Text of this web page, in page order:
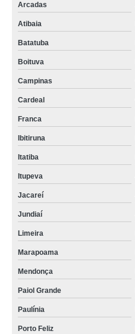
Arcadas
Atibaia
Batatuba
Boituva
Campinas
Cardeal
Franca
Ibitiruna
Itatiba
Itupeva
Jacareí
Jundiaí
Limeira
Marapoama
Mendonça
Paiol Grande
Paulínia
Porto Feliz